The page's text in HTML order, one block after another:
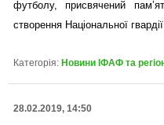
футболу, присвячений
створення Національної
Категорія: Новини ІФАФ та
28.02.2019, 14:50